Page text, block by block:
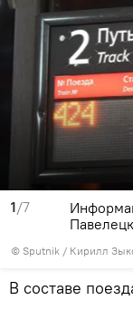
1/7
© Sputnik / Кирилл
В составе